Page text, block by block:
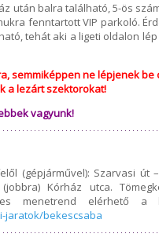
után balra található, 5-ös
fenntartott VIP parkoló.
tehát aki a ligeti oldalon
semmiképpen ne lépjenek
a lezárt szektorokat!
vagyunk!
(gépjárművel): Szarvasi út
Kórház utca.
menetrend elérhető a
jaratok/bekescsaba